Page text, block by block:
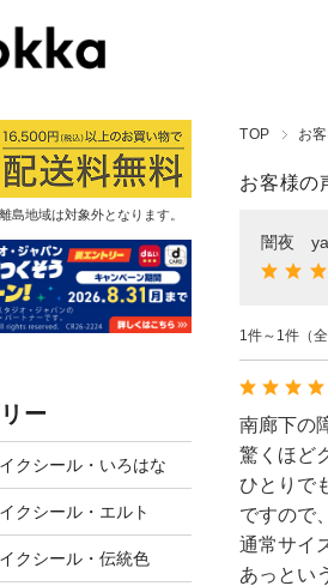
TOP お
お客様の
闇夜
1件～1件（全
南廊下の
驚くほど
ひとりで
ですので
通常サイ
あっとい
島地域は対象外となります。
ー
クシール・いろはな
クシール・エルト
クシール・伝統色